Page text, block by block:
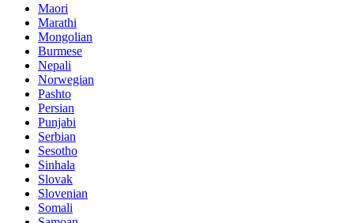
Maori
Marathi
Mongolian
Burmese
Nepali
Norwegian
Pashto
Persian
Punjabi
Serbian
Sesotho
Sinhala
Slovak
Slovenian
Somali